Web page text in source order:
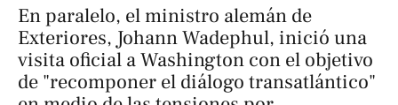
En paralelo, el ministro alemán de
Exteriores, Johann Wadephul, inició una
visita oficial a Washington con el objetivo
de "recomponer el diálogo transatlántico"